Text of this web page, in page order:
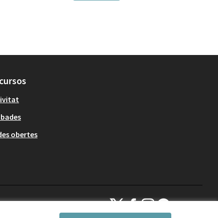
obertes
Decidim Sant Cugat a X
Decidim Sant Cugat a Facebook
Decidim Sant Cugat a
Decidim Sant Cugat